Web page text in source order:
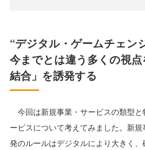
“デジタル・ゲームチェン
今までとは違う多くの視
結合」を誘発する
今回は新規事業・サービスの類型と
ービスについて考えてみました。新
発のルールはデジタルにより大きく